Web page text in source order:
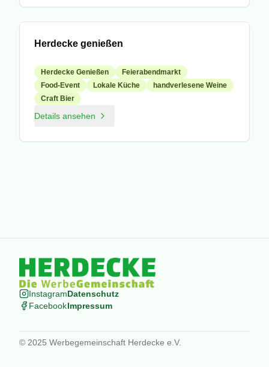
Herdecke genießen
Herdecke Genießen
Feierabendmarkt
Food-Event
Lokale Küche
handverlesene Weine
Craft Bier
Details ansehen
Instagram
Facebook
Datenschutz
Impressum
© 2025 Werbegemeinschaft Herdecke e.V.